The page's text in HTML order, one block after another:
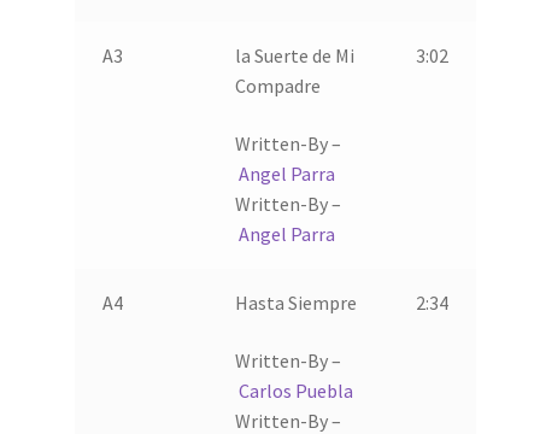
A3
la Suerte de Mi
Compadre
Written-By –
Angel Parra
Written-By –
Angel Parra
3:02
A4 Hasta Siempre
Written-By –
Carlos Puebla
Written-By –
2:34